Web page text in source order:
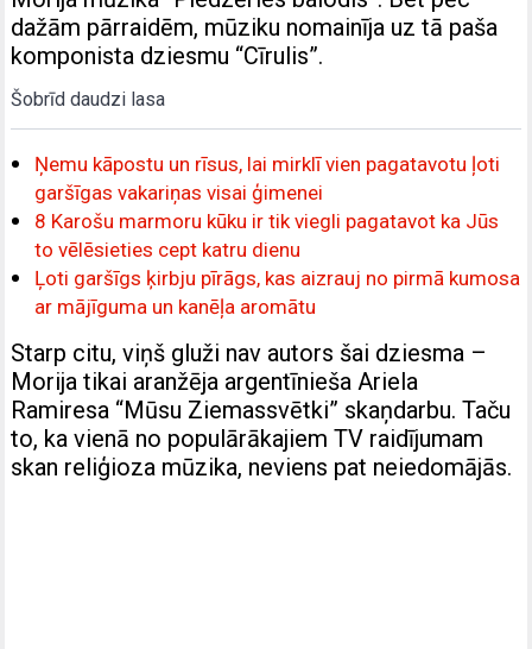
dažām pārraidēm, mūziku nomainīja uz tā paša
komponista dziesmu “Cīrulis”.
Šobrīd daudzi lasa
Ņemu kāpostu un rīsus, lai mirklī vien pagatavotu ļoti
garšīgas vakariņas visai ģimenei
8 Karošu marmoru kūku ir tik viegli pagatavot ka Jūs
to vēlēsieties cept katru dienu
Ļoti garšīgs ķirbju pīrāgs, kas aizrauj no pirmā kumosa
ar mājīguma un kanēļa aromātu
Starp citu, viņš gluži nav autors šai dziesma –
Morija tikai aranžēja argentīnieša Ariela
Ramiresa “Mūsu Ziemassvētki” skaņdarbu. Taču
to, ka vienā no populārākajiem TV raidījumam
skan reliģioza mūzika, neviens pat neiedomājās.